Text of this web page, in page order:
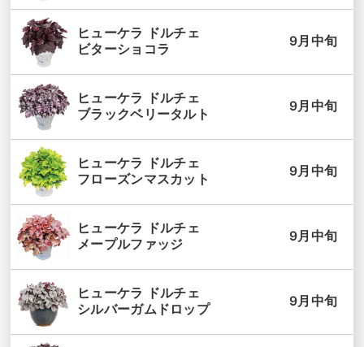
ヒューケラ ドルチェ
ビターショコラ
9月中旬
ヒューケラ ドルチェ
ブラックベリータルト
9月中旬
ヒューケラ ドルチェ
フローズンマスカット
9月中旬
ヒューケラ ドルチェ
メープルファッジ
9月中旬
ヒューケラ ドルチェ
シルバーガムドロップ
9月中旬